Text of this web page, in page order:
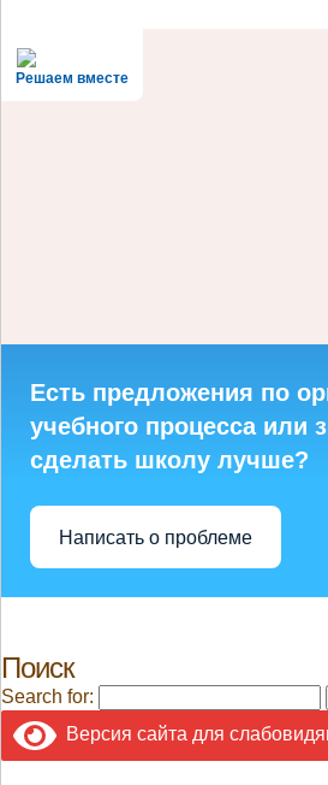
Решаем вместе
Есть предложения по
учебного процесса или
сделать школу лучше?
Написать о проблеме
Поиск
Search for:
Версия сайта для